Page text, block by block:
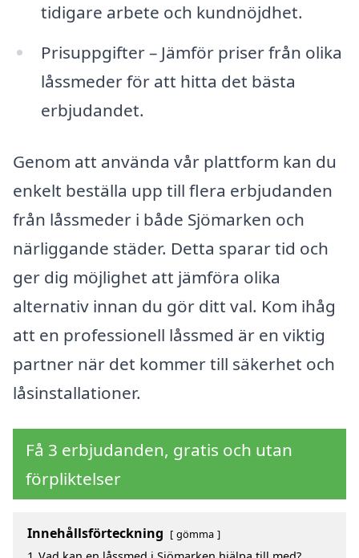
tidigare arbete och kundnöjdhet.
Prisuppgifter – Jämför priser från olika
låssmeder för att hitta det bästa
erbjudandet.
Genom att använda vår plattform kan du
enkelt beställa upp till flera erbjudanden
från låssmeder i både Sjömarken och
närliggande städer. Detta sparar tid och
ger dig möjlighet att jämföra olika
alternativ innan du gör ditt val. Kom ihåg
att en professionell låssmed är en viktig
partner när det kommer till säkerhet och
låsinstallationer.
Få 3 erbjudanden, gratis och utan
förpliktelser
Innehållsförteckning gömma